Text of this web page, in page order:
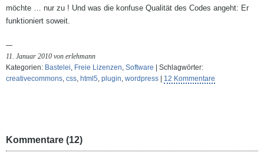
möchte … nur zu ! Und was die konfuse Qualität des Codes angeht: Er
funktioniert soweit.
11. Januar 2010 von erlehmann
Kategorien: Bastelei, Freie Lizenzen, Software | Schlagwörter:
creativecommons, css, html5, plugin, wordpress 12 Kommentare
Kommentare (12)